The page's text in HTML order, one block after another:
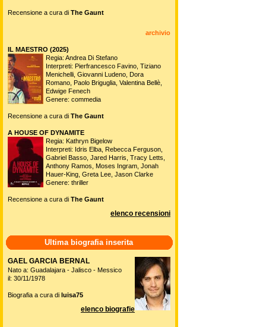
Recensione a cura di The Gaunt
archivio
IL MAESTRO (2025)
Regia: Andrea Di Stefano
Interpreti: Pierfrancesco Favino, Tiziano
Menichelli, Giovanni Ludeno, Dora
Romano, Paolo Briguglia, Valentina Bellè,
Edwige Fenech
Genere: commedia
Recensione a cura di The Gaunt
A HOUSE OF DYNAMITE
Regia: Kathryn Bigelow
Interpreti: Idris Elba, Rebecca Ferguson,
Gabriel Basso, Jared Harris, Tracy Letts,
Anthony Ramos, Moses Ingram, Jonah
Hauer-King, Greta Lee, Jason Clarke
Genere: thriller
Recensione a cura di The Gaunt
elenco recensioni
Ultima biografia inserita
GAEL GARCIA BERNAL
Nato a: Guadalajara - Jalisco - Messico
il: 30/11/1978
Biografia a cura di luisa75
elenco biografie